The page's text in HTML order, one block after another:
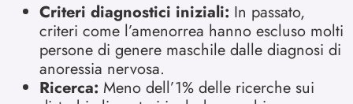
Criteri diagnostici iniziali: In passato,
criteri come l’amenorrea hanno escluso molti
persone di genere maschile dalle diagnosi di
anoressia nervosa.
Ricerca: Meno dell’1% delle ricerche sui